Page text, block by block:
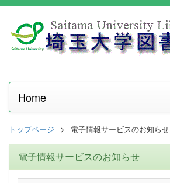
Home
トップページ 電子情報サービスのお知らせ
電子情報サービスのお知らせ